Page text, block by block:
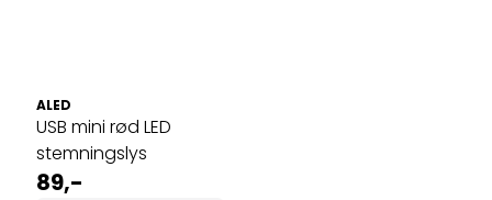
ALED
USB mini rød LED
stemningslys
89,-